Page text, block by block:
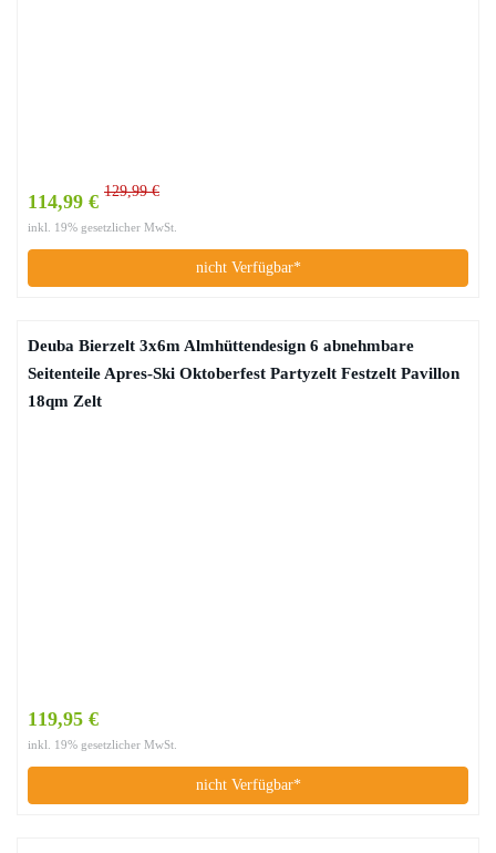
114,99 € 129,99 €
inkl. 19% gesetzlicher MwSt.
nicht Verfügbar*
Deuba Bierzelt 3x6m Almhüttendesign 6 abnehmbare
Seitenteile Apres-Ski Oktoberfest Partyzelt Festzelt Pavillon
18qm Zelt
119,95 €
inkl. 19% gesetzlicher MwSt.
nicht Verfügbar*